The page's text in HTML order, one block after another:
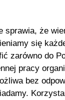
sprawia, że
się
zarówno do
pracy
bez